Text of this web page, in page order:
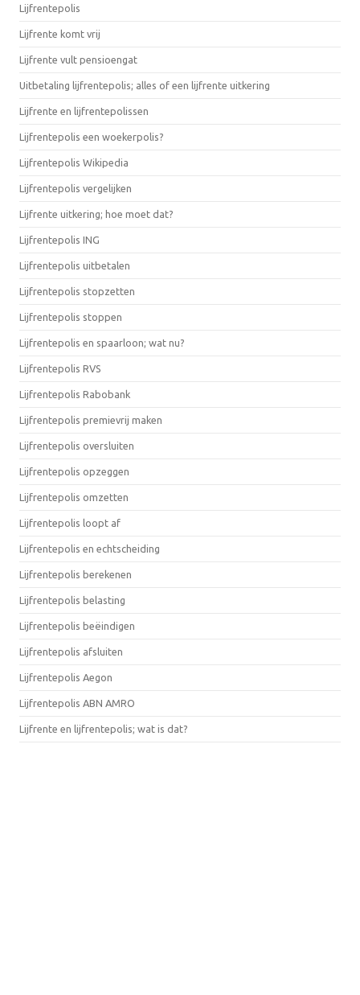
Lijfrentepolis
Lijfrente komt vrij
Lijfrente vult pensioengat
Uitbetaling lijfrentepolis; alles of een lijfrente uitkering
Lijfrente en lijfrentepolissen
Lijfrentepolis een woekerpolis?
Lijfrentepolis Wikipedia
Lijfrentepolis vergelijken
Lijfrente uitkering; hoe moet dat?
Lijfrentepolis ING
Lijfrentepolis uitbetalen
Lijfrentepolis stopzetten
Lijfrentepolis stoppen
Lijfrentepolis en spaarloon; wat nu?
Lijfrentepolis RVS
Lijfrentepolis Rabobank
Lijfrentepolis premievrij maken
Lijfrentepolis oversluiten
Lijfrentepolis opzeggen
Lijfrentepolis omzetten
Lijfrentepolis loopt af
Lijfrentepolis en echtscheiding
Lijfrentepolis berekenen
Lijfrentepolis belasting
Lijfrentepolis beëindigen
Lijfrentepolis afsluiten
Lijfrentepolis Aegon
Lijfrentepolis ABN AMRO
Lijfrente en lijfrentepolis; wat is dat?